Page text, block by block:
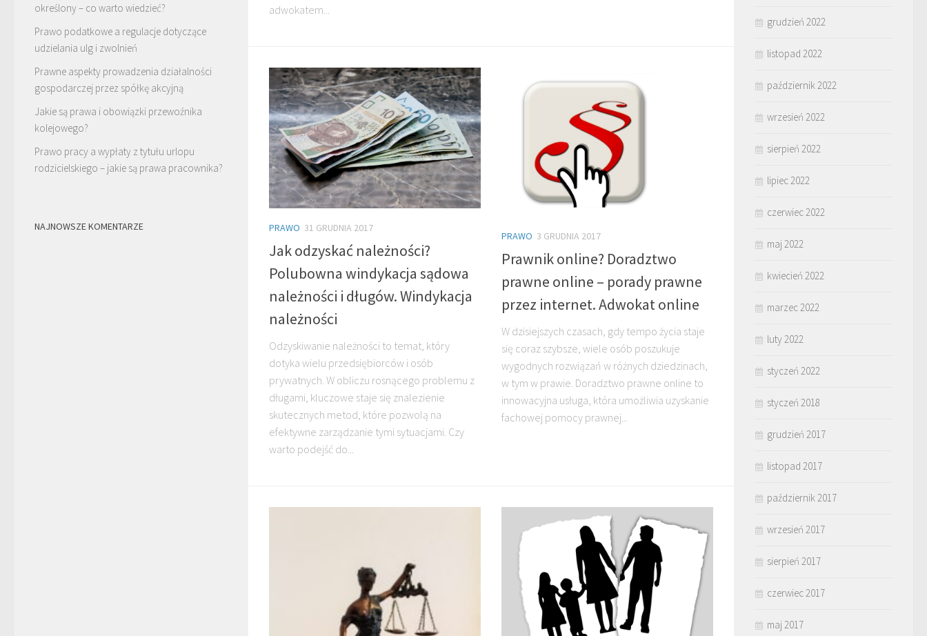
adwokatem...
PRAWO 31 GRUDNIA 2017
Jak odzyskać należności?
Polubowna windykacja sądowa
należności i długów. Windykacja
należności
Odzyskiwanie należności to temat, który
dotyka wielu przedsiębiorców i osób
prywatnych. W obliczu rosnącego problemu z
długami, kluczowe staje się znalezienie
skutecznych metod, które pozwolą na
efektywne zarządzanie tymi sytuacjami. Czy
warto podejść do...
PRAWO 3 GRUDNIA 2017
Prawnik online? Doradztwo
prawne online – porady prawne
przez internet. Adwokat online
W dzisiejszych czasach, gdy tempo życia staje
się coraz szybsze, wiele osób poszukuje
wygodnych rozwiązań w różnych dziedzinach,
w tym w prawie. Doradztwo prawne online to
innowacyjna usługa, która umożliwia uzyskanie
fachowej pomocy prawnej...
określony – co warto wiedzieć?
Prawo podatkowe a regulacje dotyczące
udzielania ulg i zwolnień
Prawne aspekty prowadzenia działalności
gospodarczej przez spółkę akcyjną
Jakie są prawa i obowiązki przewoźnika
kolejowego?
Prawo pracy a wypłaty z tytułu urlopu
rodzicielskiego – jakie są prawa pracownika?
NAJNOWSZE KOMENTARZE
grudzień 2022
listopad 2022
październik 2022
wrzesień 2022
sierpień 2022
lipiec 2022
czerwiec 2022
maj 2022
kwiecień 2022
marzec 2022
luty 2022
styczeń 2022
styczeń 2018
grudzień 2017
listopad 2017
październik 2017
wrzesień 2017
sierpień 2017
czerwiec 2017
maj 2017